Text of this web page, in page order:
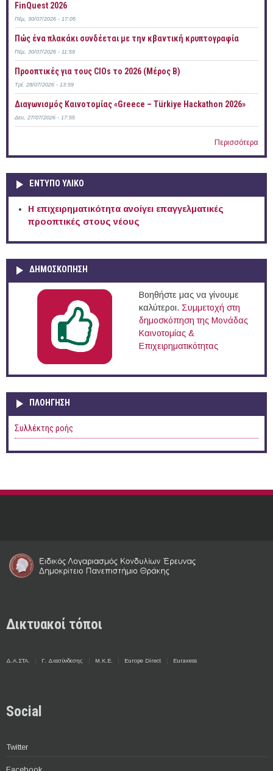
FinQuest 2026
Πέμ, 30/07/2026 - 17:05
Πώς ένα πλακάκι συνδέεται με την κβαντική κρυπτογραφία
Πέμ, 30/07/2026 - 11:59
Προοπτικές για τους CIOs το 2026 (Μέρος Β)
Τρί, 28/07/2026 - 13:59
Διαγωνισμός Καινοτομίας «Greece – Türkiye Hackathon 2026»
Δευ, 27/07/2026 - 17:55
Περισσότερα
ΕΝΤΥΠΟ ΥΛΙΚΟ
Η επιχειρηματικότητα ανοίγει επαγγελματικές
προοπτικές στους νέους
ΔΗΜΟΣΚΟΠΗΣΗ
Βοηθήστε μας να γίνουμε
καλύτεροι. Συμμετοχή στη
δημοσκόπηση της Μονάδας
Καινοτομίας &
Επιχειρηματικότητας
ΠΛΟΉΓΗΣΗ
Συλλέκτης ροής
Δικτυακοί τόποι
Δ.Α.ΣΤΑ. Γ. Διασύνδεσης Μ.Κ.Ε. Europe Direct Euraxess
Social
Twitter